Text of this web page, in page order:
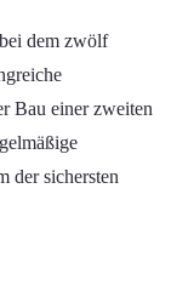
dem zwölf
Bau einer zweiten
der sichersten